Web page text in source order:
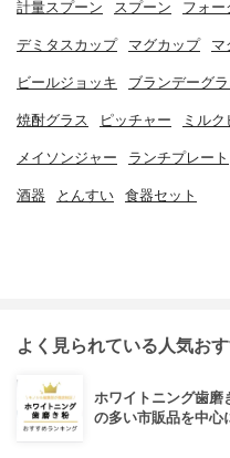
計量スプーン スプーン フォー
デミタスカップ マグカップ マ
ビールジョッキ ブランデーグ
焼酎グラス ピッチャー ミル
メイソンジャー ランチプレート
酒器 とんすい 食器セット
よく見られている人気お
ホワイトニング歯磨
の多い市販品を中心